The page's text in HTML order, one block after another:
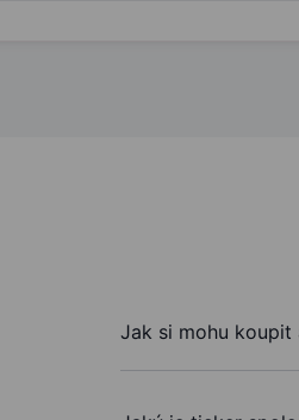
Jak si mohu koupit